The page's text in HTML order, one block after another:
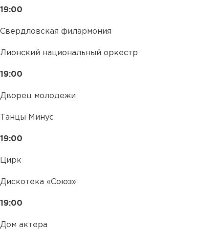
19:00
Свердловская филармония
Лионский национальный оркестр
19:00
Дворец молодежи
Танцы Минус
19:00
Цирк
Дискотека «Союз»
19:00
Дом актера